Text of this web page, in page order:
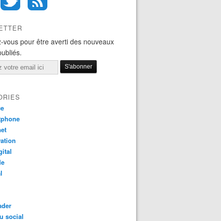
vous pour être averti des nouveaux
social